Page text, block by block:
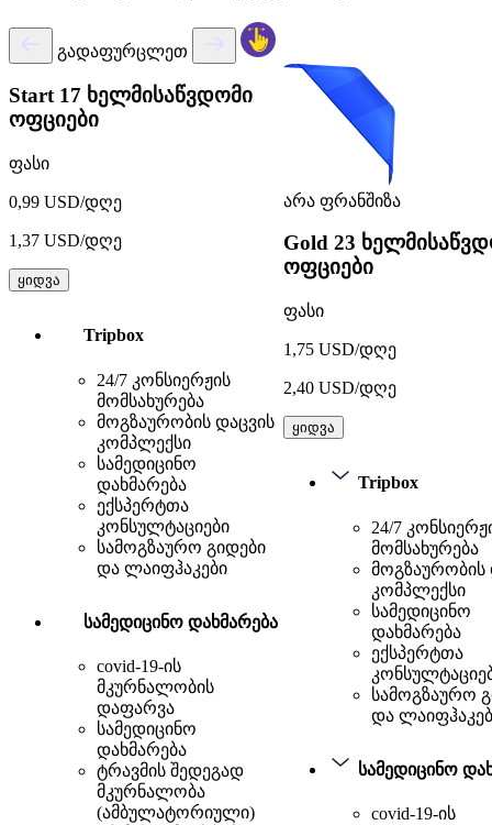
გადაფურცლეთ
Start 17 ხელმისაწვდომი
ოფციები
ფასი
0,99 USD/დღე
1,37 USD/დღე
ყიდვა
Tripbox
24/7 კონსიერჟის
მომსახურება
მოგზაურობის დაცვის
კომპლექსი
სამედიცინო
დახმარება
ექსპერტთა
კონსულტაციები
სამოგზაურო გიდები
და ლაიფჰაკები
სამედიცინო დახმარება
covid-19-ის
მკურნალობის
დაფარვა
სამედიცინო
დახმარება
ტრავმის შედეგად
მკურნალობა
(ამბულატორიული)
არა ფრანშიზა
Gold 23
ოფციები
ფასი
1,75 USD/დღე
2,40 USD/დღე
ყიდვა
Tripbox
24/7
მომსახურება
მოგზაურობის
კომპლექსი
სამედიცინო
დახმარება
ექსპერტთა
სამოგზაურო
და
სამედიცინო
covid-19-ის